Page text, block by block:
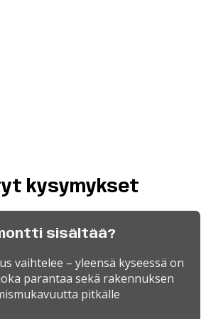
kysymykset
sisältää?
vaihtelee – yleensä kyseessä on
parantaa sekä rakennuksen
pitkälle